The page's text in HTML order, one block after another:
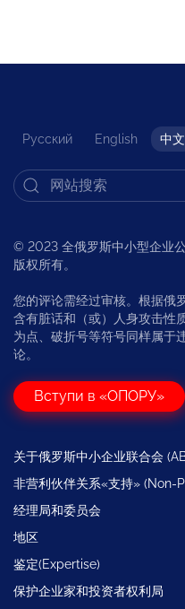
Русский English 中文
© 2023 全俄罗斯中小型企业
版权所有。
您的评论需经过审核。根据俄
含有脏话和（或）人身攻击性
为点、破折号等符号同样属于
论。
Вступи в «ОПОРУ»
关于俄罗斯中小企业联合会
非营利伙伴关系«支持» (Non-
经理局和委员会
地区
鉴定(Expertise)
保护企业家和投资者权利局